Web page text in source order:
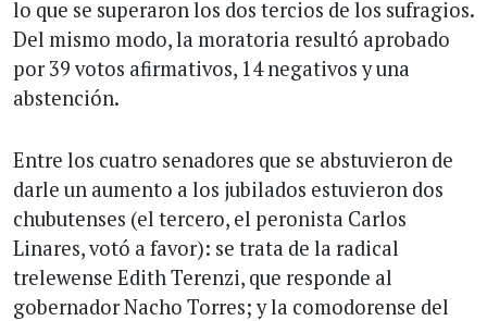
lo que se superaron los dos tercios de los sufragios.
Del mismo modo, la moratoria resultó aprobado
por 39 votos afirmativos, 14 negativos y una
abstención.
Entre los cuatro senadores que se abstuvieron de
darle un aumento a los jubilados estuvieron dos
chubutenses (el tercero, el peronista Carlos
Linares, votó a favor): se trata de la radical
trelewense Edith Terenzi, que responde al
gobernador Nacho Torres; y la comodorense del